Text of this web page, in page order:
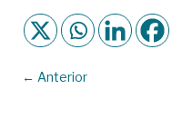
← Anterior